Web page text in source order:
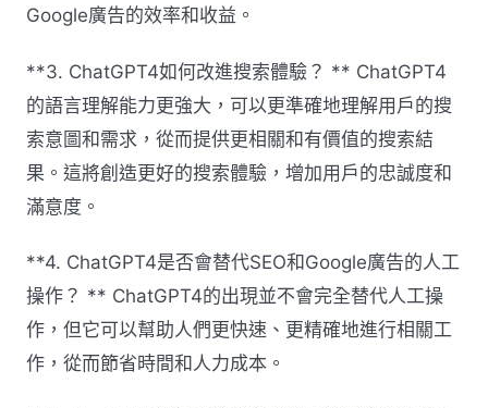
Google廣告的效率和收益。
**3. ChatGPT4如何改進搜索體驗？ ** ChatGPT4
的語言理解能力更強大，可以更準確地理解用戶的搜
索意圖和需求，從而提供更相關和有價值的搜索結
果。這將創造更好的搜索體驗，增加用戶的忠誠度和
滿意度。
**4. ChatGPT4是否會替代SEO和Google廣告的人工
操作？ ** ChatGPT4的出現並不會完全替代人工操
作，但它可以幫助人們更快速、更精確地進行相關工
作，從而節省時間和人力成本。